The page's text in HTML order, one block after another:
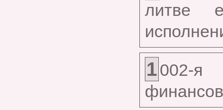
литве
1002-я